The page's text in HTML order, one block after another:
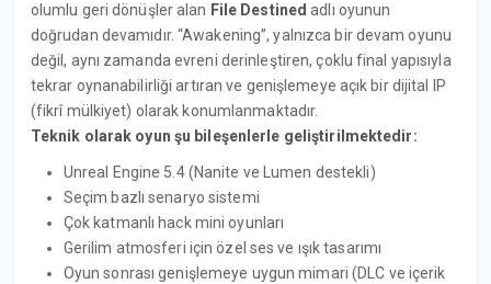
olumlu geri dönüşler alan File Destined adlı oyunun
doğrudan devamıdır. “Awakening”, yalnızca bir devam oyunu
değil, aynı zamanda evreni derinleştiren, çoklu final yapısıyla
tekrar oynanabilirliği artıran ve genişlemeye açık bir dijital IP
(fikrî mülkiyet) olarak konumlanmaktadır.
Teknik olarak oyun şu bileşenlerle geliştirilmektedir:
Unreal Engine 5.4 (Nanite ve Lumen destekli)
Seçim bazlı senaryo sistemi
Çok katmanlı hack mini oyunları
Gerilim atmosferi için özel ses ve ışık tasarımı
Oyun sonrası genişlemeye uygun mimari (DLC ve içerik